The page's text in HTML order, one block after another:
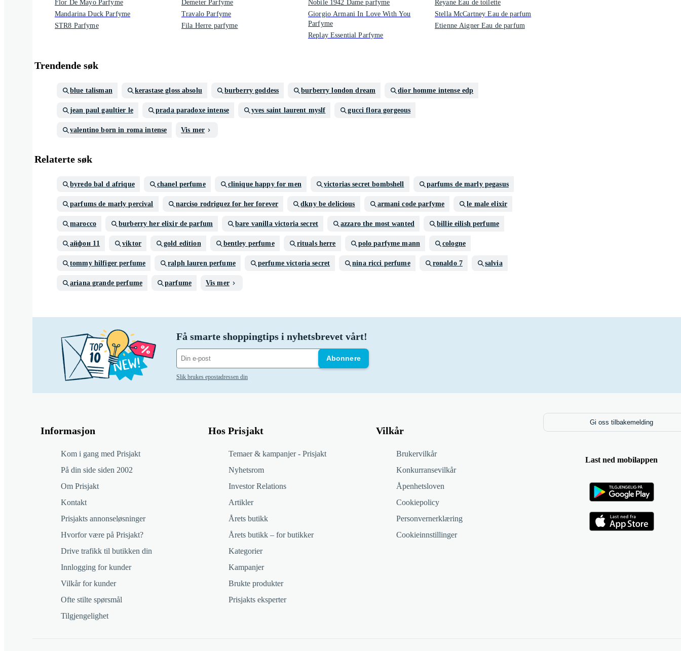
Flor De Mayo Parfyme
Mandarina Duck Parfyme
STR8 Parfyme
Demeter Parfyme
Travalo Parfyme
Fila Herre parfyme
Nobile 1942 Dame parfyme
Giorgio Armani In Love With You
Parfyme
Replay Essential Parfyme
Reyane Eau de toilette
Stella McCartney Eau de parfum
Etienne Aigner Eau de parfum
Trendende søk
blue talisman kerastase gloss absolu burberry goddess burberry london dream dior homme intense edp
jean paul gaultier le prada paradoxe intense yves saint laurent myslf gucci flora gorgeous
valentino born in roma intense Vis mer
Relaterte søk
byredo bal d afrique chanel perfume clinique happy for men victorias secret bombshell parfums de marly pegasus
parfums de marly percival narciso rodriguez for her forever dkny be delicious armani code parfyme le male elixir
marocco burberry her elixir de parfum bare vanilla victoria secret azzaro the most wanted billie eilish perfume
айфон 11 viktor gold edition bentley perfume rituals herre polo parfyme mann cologne
tommy hilfiger perfume ralph lauren perfume perfume victoria secret nina ricci perfume ronaldo 7 salvia
ariana grande perfume parfume Vis mer
Få smarte shoppingtips i nyhetsbrevet vårt!
Abonnere
Slik brukes epostadressen din
Informasjon
Kom i gang med Prisjakt
På din side siden 2002
Om Prisjakt
Kontakt
Prisjakts annonseløsninger
Hvorfor være på Prisjakt?
Drive trafikk til butikken din
Innlogging for kunder
Vilkår for kunder
Ofte stilte spørsmål
Tilgjengelighet
Hos Prisjakt
Temaer & kampanjer - Prisjakt
Nyhetsrom
Investor Relations
Artikler
Årets butikk
Årets butikk – for butikker
Kategorier
Kampanjer
Brukte produkter
Prisjakts eksperter
Vilkår
Brukervilkår
Konkurransevilkår
Åpenhetsloven
Cookiepolicy
Personvernerklæring
Cookieinnstillinger
Gi oss tilbakemelding
Last ned mobilappen